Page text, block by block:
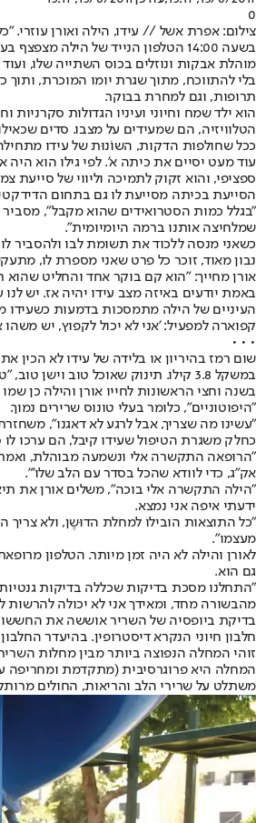
0
צילום: אפרת אשל // עידו, הילה ואורן עוזרי.
בשעה 14:00 הטלפון הנייד של
מוהלת אבקות ונוזלים בכוס השתייה שלו,
בלי להתווכח, מתוך שגרת יומו המוכרת, ותוך
תרופות, וגם למחרת בבוקר.
הוא ילד שמח וחיוני ועיניו הגדולות
הטלוויזיה, הם שמעידים על מצבו. סדים
ככל שחולפות הדקות, השוֹנוּת של עידו
עוד מעט יסיים את כיתה א'. לפי גילו הוא
ספציפי, והוא זקוק לתמיכה וליווי של סייעת
הסייעת בכיתה מסייעת לו גם בתחום
"בגלל כמות הסטרואידים שהוא מקבל", מסביר
שמלחיצה אותנו ברמה היומיומית".
כשאני מנסה ללכוד את תשומת לבו ולהסביר
נבון מאוד, זוכר כל פרט שאני מספרת לו,
אורן מחייך: "הוא קם בוקר אחד והחליט שהוא
באמת יודעים באיזה מצב עידו יהיה אז. יש
קפוארה למפעיל: 'אני לא יכול לקפוץ, יש
• • •
במשקל 3.8 קילו. תינוק שאוכל טוב וישן טוב, "טפו טפו".
בשנה וחצי הראשונות לחייו אורן והילה כן
"היפוטוניים", כלומר בעלי טונוס שרירים נמוך.
"עשינו מה שצריך, אבל לרגע לא דאגנו",
כחלק משגרת הטיפול שעידו קיבל, הם ערכו
אק"ג, כדי לוודא שהכל בסדר עם הלב שלו'".
"הילה התקשרה אלי בוכה", משלים אורן את
ידעתי איפה אני נמצא.
"כל התוצאות הובילו למחלת הדוּשֶן, ולא
מעצמו".
לאורן והילה לא היה זמן מיותר. הטלפון
גם הוא.
"התחלנו מסכת בדיקות שכללה בדיקות
מהבשורה מחד, ומאידך אני לא יכולה להרשות
בדיקת ביופסיה של השריר אוששה את החששות
חלבון חיוני הנקרא דיסטרופין. בהיעדר
זוהי המחלה הנפוצה ביותר מבין מחלות השריר הניווניות, והיא פוגעת בעיקר
משתלט על שרירי הלב והריאות, החולים